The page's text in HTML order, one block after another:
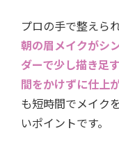
プロの手で整えら
朝の眉メイクがシ
ダーで少し描き足
間をかけずに仕上
も短時間でメイク
いポイントです。